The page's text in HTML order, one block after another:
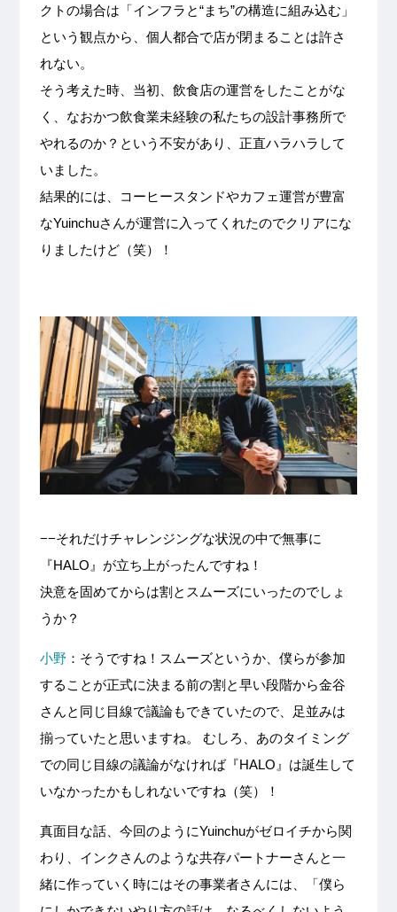
クトの場合は「インフラと“まち”の構造に組み込む」
という観点から、個人都合で店が閉まることは許さ
れない。
そう考えた時、当初、飲食店の運営をしたことがな
く、なおかつ飲食業未経験の私たちの設計事務所で
やれるのか？という不安があり、正直ハラハラして
いました。
結果的には、コーヒースタンドやカフェ運営が豊富
なYuinchuさんが運営に入ってくれたのでクリアにな
りましたけど（笑）！
−−それだけチャレンジングな状況の中で無事に
『HALO』が立ち上がったんですね！
決意を固めてからは割とスムーズにいったのでしょ
うか？
小野：そうですね！スムーズというか、僕らが参加
することが正式に決まる前の割と早い段階から金谷
さんと同じ目線で議論もできていたので、足並みは
揃っていたと思いますね。 むしろ、あのタイミング
での同じ目線の議論がなければ『HALO』は誕生して
いなかったかもしれないですね（笑）！
真面目な話、今回のようにYuinchuがゼロイチから関
わり、インクさんのような共存パートナーさんと一
緒に作っていく時にはその事業者さんには、「僕ら